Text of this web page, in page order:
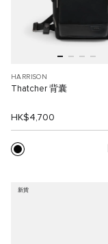
HARRISON
Thatcher 背囊
HK$4,700
新貨